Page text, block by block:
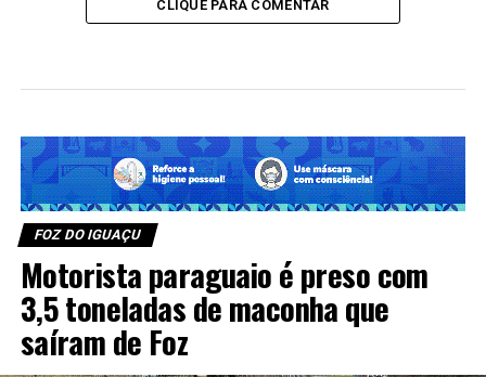
CLIQUE PARA COMENTAR
FOZ DO IGUAÇU
Motorista paraguaio é preso com
3,5 toneladas de maconha que
saíram de Foz